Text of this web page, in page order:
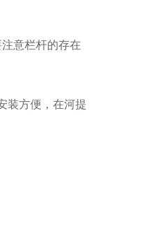
意栏杆的存在
装方便，在河提